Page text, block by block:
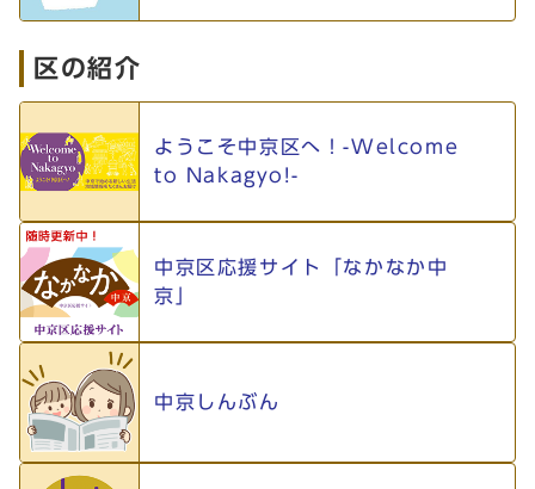
区の紹介
ようこそ中京区へ！-Welcome
to Nakagyo!-
中京区応援サイト「なかなか中
京」
中京しんぶん